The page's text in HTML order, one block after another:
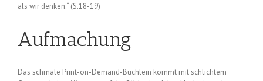
als wir denken.“ (S.18-19)
Aufmachung
Das schmale Print-on-Demand-Büchlein kommt mit schlichtem